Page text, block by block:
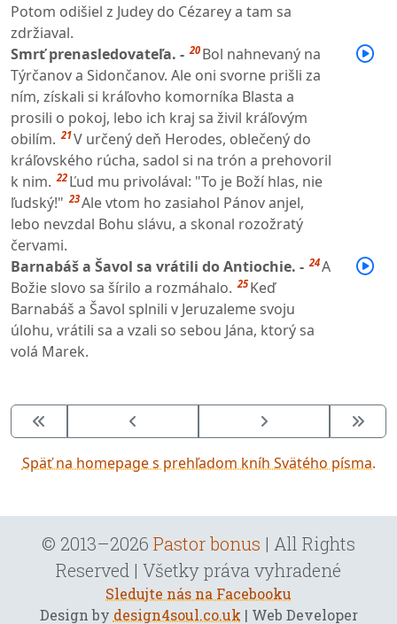
Potom odišiel z Judey do Cézarey a tam sa
zdržiaval.
Smrť prenasledovateľa. - 20 Bol nahnevaný na
Týrčanov a Sidončanov. Ale oni svorne prišli za
ním, získali si kráľovho komorníka Blasta a
prosili o pokoj, lebo ich kraj sa živil kráľovým
obilím. 21V určený deň Herodes, oblečený do
kráľovského rúcha, sadol si na trón a prehovoril
k nim. 22 Ľud mu privolával: "To je Boží hlas, nie
ľudský!" 23Ale vtom ho zasiahol Pánov anjel,
lebo nevzdal Bohu slávu, a skonal rozožratý
červami.
Barnabáš a Šavol sa vrátili do Antiochie. - 24A
Božie slovo sa šírilo a rozmáhalo. 25 Keď
Barnabáš a Šavol splnili v Jeruzaleme svoju
úlohu, vrátili sa a vzali so sebou Jána, ktorý sa
volá Marek.
Späť na homepage s prehľadom kníh Svätého písma.
© 2013–2026 Pastor bonus | All Rights
Reserved | Všetky práva vyhradené
Sledujte nás na Facebooku
Design by design4soul.co.uk | Web Developer